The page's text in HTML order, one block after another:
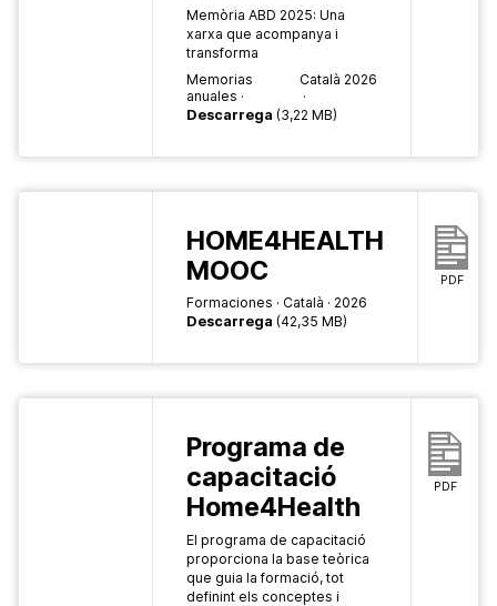
Memòria ABD 2025: Una
xarxa que acompanya i
transforma
Memorias
anuales
Català 2026
Descarrega (3,22 MB)
HOME4HEALTH
MOOC
Formaciones Català
2026
Descarrega (42,35 MB)
PDF
Programa de
capacitació
Home4Health
El programa de capacitació
proporciona la base teòrica
que guia la formació, tot
definint els conceptes i
PDF